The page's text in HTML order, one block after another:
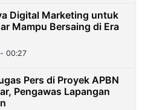
Digital Marketing untuk
Mampu Bersaing di Era
00:27
Pers di Proyek APBN
Pengawas Lapangan